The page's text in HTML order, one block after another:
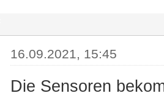
16.09.2021, 15:45
Die Sensoren